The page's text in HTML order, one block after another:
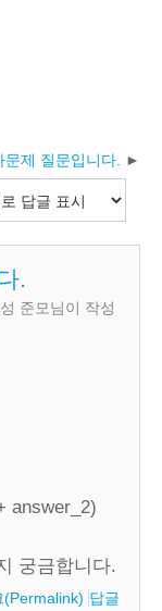
문제 질문입니다.
.
성 준모님이 작성
answer_2)
궁금합니다.
(Permalink) 답글